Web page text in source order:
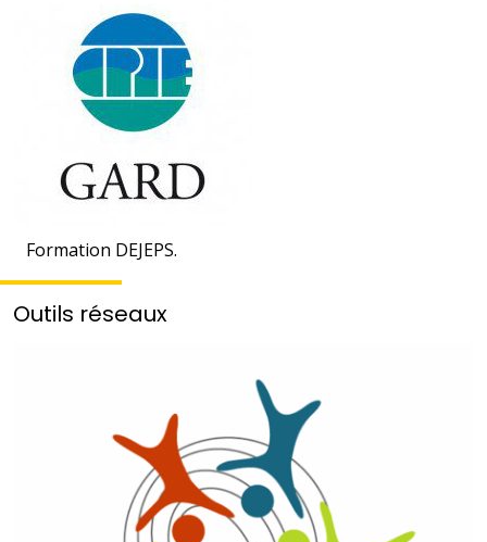
Formation DEJEPS.
Outils réseaux